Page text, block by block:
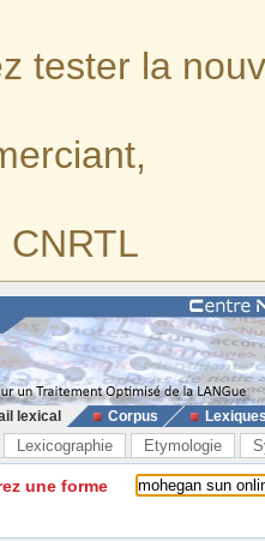
tester la
CNRTL
lexical Corpus
Lexicographie Etymologie
une forme